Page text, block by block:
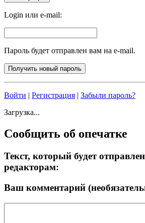
Login или e-mail:
Пароль будет отправлен вам на e-mail.
Войти | Регистрация | Забыли пароль?
Загрузка...
Сообщить об опечатке
Текст, который будет
редакторам:
Ваш комментарий